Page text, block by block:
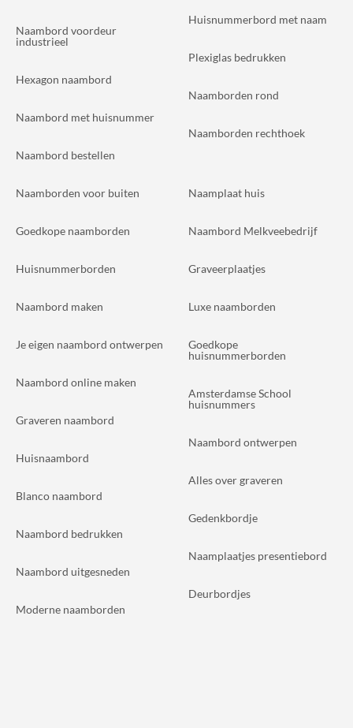
Naambord voordeur
industrieel
Hexagon naambord
Naambord met huisnummer
Naambord bestellen
Huisnummerbord met naam
Plexiglas bedrukken
Naamborden rond
Naamborden rechthoek
Naamborden voor buiten
Goedkope naamborden
Huisnummerborden
Naambord maken
Je eigen naambord ontwerpen
Naambord online maken
Graveren naambord
Huisnaambord
Blanco naambord
Naambord bedrukken
Naambord uitgesneden
Moderne naamborden
Naamplaat huis
Naambord Melkveebedrijf
Graveerplaatjes
Luxe naamborden
Goedkope
huisnummerborden
Amsterdamse School
huisnummers
Naambord ontwerpen
Alles over graveren
Gedenkbordje
Naamplaatjes presentiebord
Deurbordjes